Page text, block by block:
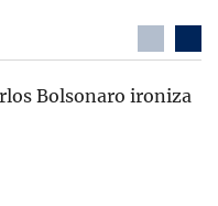
Bolsonaro ironiza